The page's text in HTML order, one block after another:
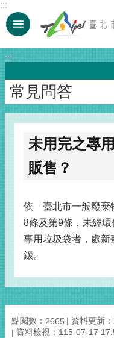
跳到主要內容區塊
:::
:::
常見問答
未用完之專
販售？
依「臺北市一般廢棄
8條及第9條，未經
專用垃圾袋者，處新
鍰。
點閱數： 2665
資料更新
資料檢視：115-07-17